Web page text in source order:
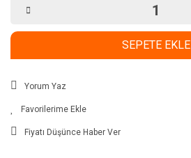
SEPETE EKLE
Yorum Yaz
Fiyatı Düşünce Haber Ver